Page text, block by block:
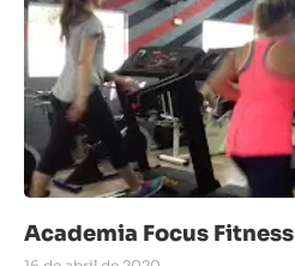
Academia Focus Fitness